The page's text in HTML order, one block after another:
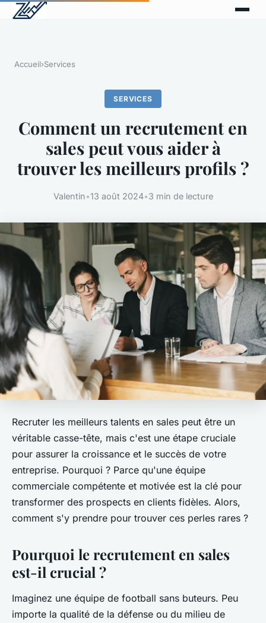
Accueil›Services
SERVICES
Comment un recrutement en
sales peut vous aider à
trouver les meilleurs profils ?
Valentin•13 août 2024•3 min de lecture
Recruter les meilleurs talents en sales peut être un
véritable casse-tête, mais c'est une étape cruciale
pour assurer la croissance et le succès de votre
entreprise. Pourquoi ? Parce qu'une équipe
commerciale compétente et motivée est la clé pour
transformer des prospects en clients fidèles. Alors,
comment s'y prendre pour trouver ces perles rares ?
Pourquoi le recrutement en sales
est-il crucial ?
Imaginez une équipe de football sans buteurs. Peu
importe la qualité de la défense ou du milieu de